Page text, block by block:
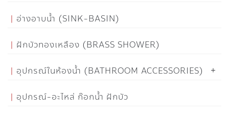
อ่างอาบน้ำ (SINK-BASIN)
ฝักบัวทองเหลือง (BRASS SHOWER)
อุปกรณ์ในห้องน้ำ (BATHROOM ACCESSORIES)
อุปกรณ์-อะไหล่ ก๊อกน้ำ ฝักบัว